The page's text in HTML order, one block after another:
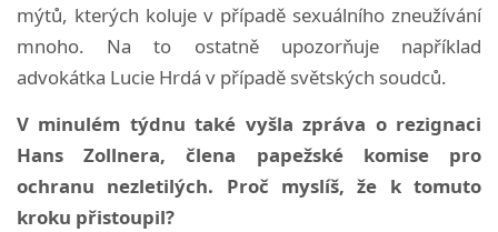
mýtů, kterých koluje v případě sexuálního zneužívání
mnoho. Na to ostatně upozorňuje například
advokátka Lucie Hrdá v případě světských soudců.
V minulém týdnu také vyšla zpráva o rezignaci
Hans Zollnera, člena papežské komise pro
ochranu nezletilých. Proč myslíš, že k tomuto
kroku přistoupil?